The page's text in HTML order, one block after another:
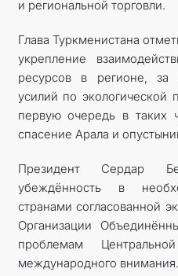
и региональной торговли.
Глава Туркменистана
укрепление
ресурсов в регионе, за
усилий по экологической
первую очередь в таких
спасение Арала и
Президент Сердар
убеждённость в
странами согласованной
Организации
проблемам
международного внимания.